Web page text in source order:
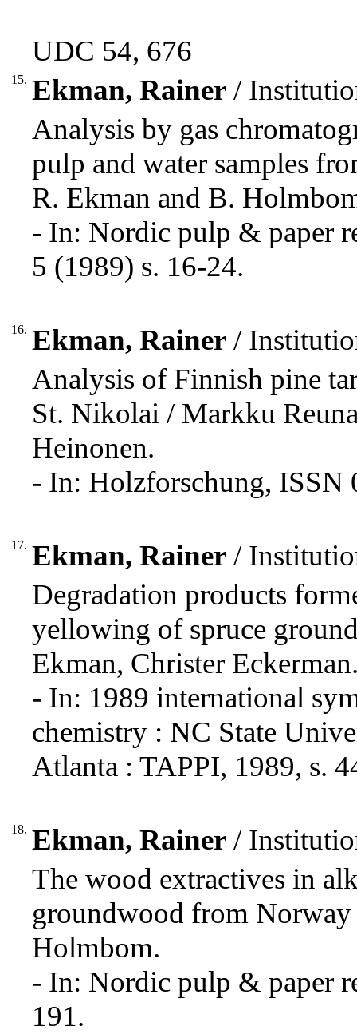
UDC 54, 676
15. Ekman, Rainer /
Analysis by gas
pulp and water samples
R. Ekman and B.
- In: Nordic pulp & paper
5 (1989) s. 16-24.
16. Ekman, Rainer /
Analysis of Finnish pine
St. Nikolai / Markku
Heinonen.
- In: Holzforschung, ISSN
17. Ekman, Rainer /
Degradation products
yellowing of spruce
Ekman, Christer
- In: 1989 international
chemistry : NC State
Atlanta : TAPPI, 1989, s.
18. Ekman, Rainer /
The wood extractives in
groundwood from
Holmbom.
- In: Nordic pulp & paper
191.